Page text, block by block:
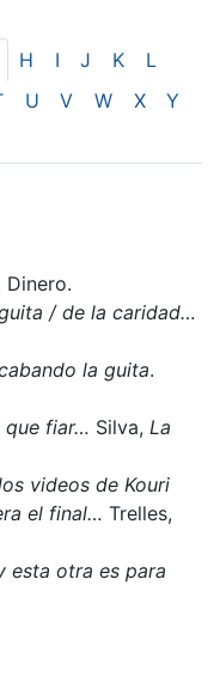
de las visitas.
H I J K
L
U V W X
Y
Dinero.
/ de la caridad…
la guita.
que fiar… Silva, La
videos de Kouri
el final… Trelles,
esta otra es para